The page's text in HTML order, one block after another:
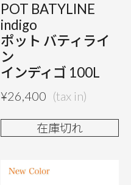
POT BATYLINE
indigo
ポット バティライ
ン
インディゴ 100L
¥26,400
在庫切れ